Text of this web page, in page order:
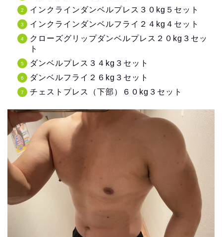
インクラインダンベルプレス３０kg５セット
インクラインダンベルフライ２４kg４セット
クローズグリップダンベルプレス２０kg３セッ
ト
ダンベルプレス３４kg３セット
ダンベルフライ２６kg３セット
チェストプレス（下部）６０kg３セット